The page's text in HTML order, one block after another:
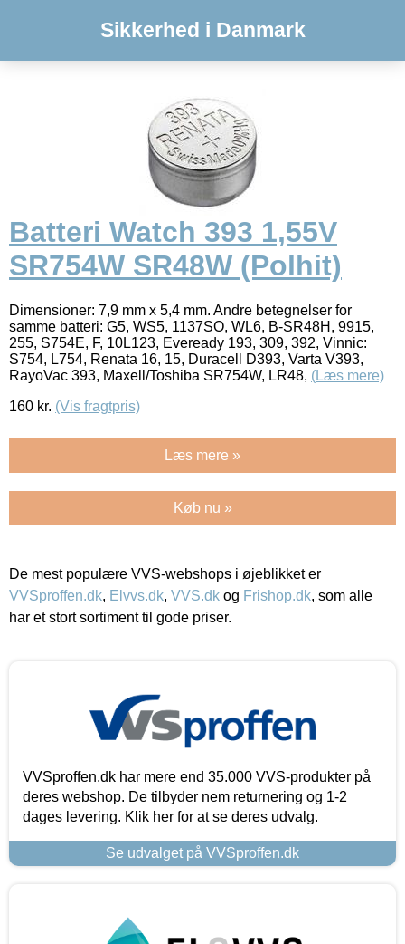
Sikkerhed i Danmark
Batteri Watch 393 1,55V
SR754W SR48W (Polhit)
Dimensioner: 7,9 mm x 5,4 mm. Andre betegnelser for
samme batteri: G5, WS5, 1137SO, WL6, B-SR48H, 9915,
255, S754E, F, 10L123, Eveready 193, 309, 392, Vinnic:
S754, L754, Renata 16, 15, Duracell D393, Varta V393,
RayoVac 393, Maxell/Toshiba SR754W, LR48, (Læs mere)
160 kr. (Vis fragtpris)
Læs mere »
Køb nu »
De mest populære VVS-webshops i øjeblikket er
VVSproffen.dk, Elvvs.dk, VVS.dk og Frishop.dk, som alle
har et stort sortiment til gode priser.
VVSproffen.dk har mere end 35.000 VVS-produkter på
deres webshop. De tilbyder nem returnering og 1-2
dages levering. Klik her for at se deres udvalg.
Se udvalget på VVSproffen.dk